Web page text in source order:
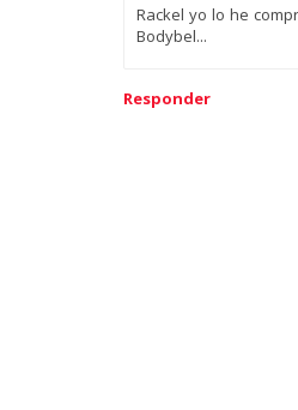
Rackel yo lo he
Bodybel...
Responder